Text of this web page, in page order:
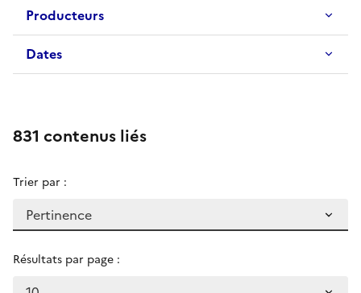
Producteurs
Dates
831 contenus liés
Trier par :
Résultats par page :